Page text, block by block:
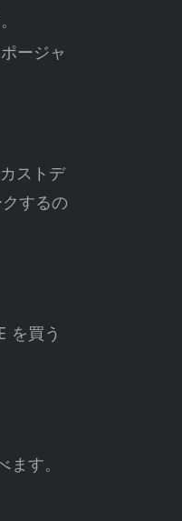
ージャ
ストデ
するの
を買う
す。